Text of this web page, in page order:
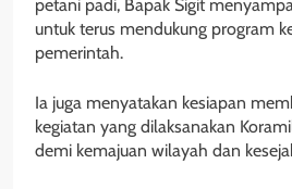
petani padi, Bapak Sigit
untuk terus mendukung program
pemerintah.
Ia juga menyatakan kesiapan
kegiatan yang dilaksanakan
demi kemajuan wilayah dan